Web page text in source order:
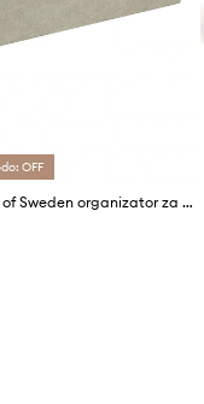
OFF
Bigso Box of Sweden organizator za pisalno mizo Elisa